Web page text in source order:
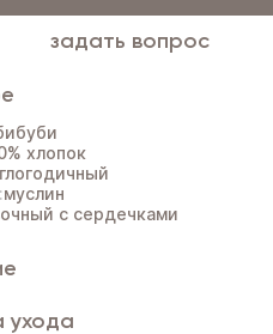
задать вопрос
хлопок
муслин
с сердечками
ухода